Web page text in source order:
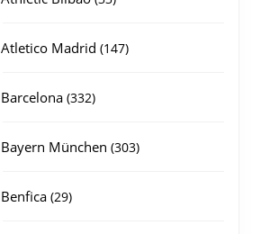
Atletico Madrid 147147
Barcelona 332332
Bayern München 303303
Benfica 2929